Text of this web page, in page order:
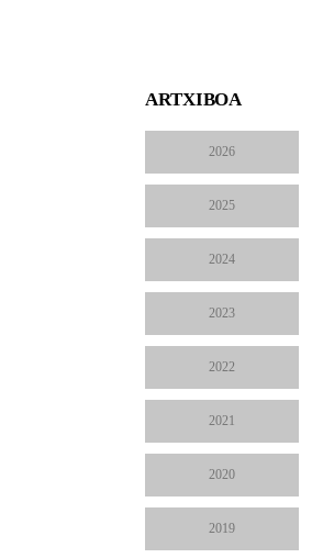
ARTXIBOA
2026
2025
2024
2023
2022
2021
2020
2019